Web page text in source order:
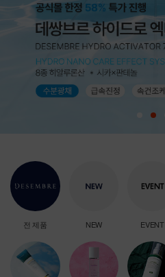
전 제품 NEW EVENT